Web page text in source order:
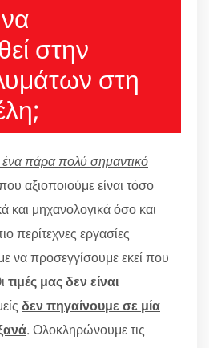
στην
στη
ένα πάρα πολύ σημαντικό
αξιοποιούμε είναι τόσο
και μηχανολογικά όσο και
περίτεχνες εργασίες
να προσεγγίσουμε εκεί που
τιμές μας δεν είναι
δεν πηγαίνουμε σε μία
. Ολοκληρώνουμε τις